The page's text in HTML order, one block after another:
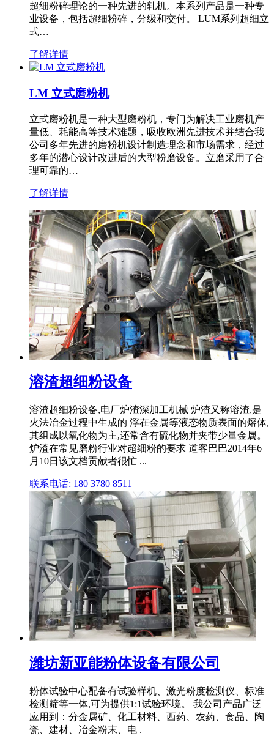
超细粉碎理论的一种先进的轧机。本系列产品是一种专
业设备，包括超细粉碎，分级和交付。 LUM系列超细立
式…
了解详情
LM 立式磨粉机
立式磨粉机是一种大型磨粉机，专门为解决工业磨机产
量低、耗能高等技术难题，吸收欧洲先进技术并结合我
公司多年先进的磨粉机设计制造理念和市场需求，经过
多年的潜心设计改进后的大型粉磨设备。立磨采用了合
理可靠的…
了解详情
溶渣超细粉设备
溶渣超细粉设备,电厂炉渣深加工机械 炉渣又称溶渣,是
火法冶金过程中生成的 浮在金属等液态物质表面的熔体,
其组成以氧化物为主,还常含有硫化物并夹带少量金属。
炉渣在常见磨粉行业对超细粉的要求 道客巴巴2014年6
月10日该文档贡献者很忙 ...
联系电话: 180 3780 8511
潍坊新亚能粉体设备有限公司
粉体试验中心配备有试验样机、激光粉度检测仪、标准
检测筛等一体,可为提供1:1试验环境。 我公司产品广泛
应用到：分金属矿、化工材料、西药、农药、食品、陶
瓷、建材、冶金粉末、电 .